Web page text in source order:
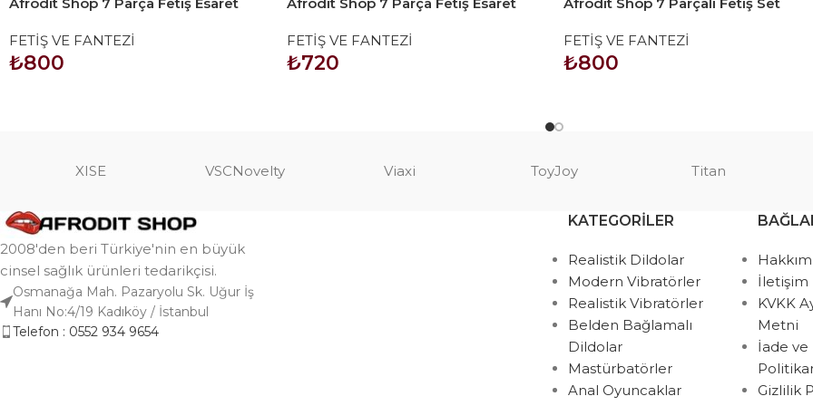
Afrodit Shop 7 Parça Fetiş Esaret
FETİŞ VE FANTEZİ
₺800
Afrodit Shop 7 Parça Fetiş Esaret
FETİŞ VE FANTEZİ
₺720
Afrodit Shop 7 Parçalı Fetiş Set
FETİŞ VE FANTEZİ
₺800
XISE VSCNovelty Viaxi ToyJoy Titan
2008'den beri Türkiye'nin en büyük
cinsel sağlık ürünleri tedarikçisi.
Osmanağa Mah. Pazaryolu Sk. Uğur İş
Hanı No:4/19 Kadıköy / İstanbul
Telefon : 0552 934 9654
KATEGORILER
Realistik Dildolar
Modern Vibratörler
Realistik Vibratörler
Belden Bağlamalı
Dildolar
Mastürbatörler
Anal Oyuncaklar
İletişim
KVKK
Metni
İade
Gizlilik